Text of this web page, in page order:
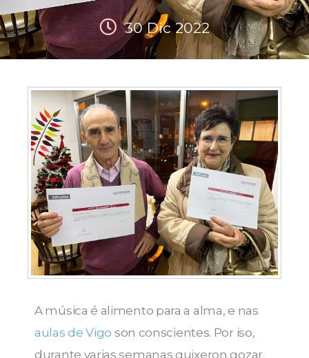
30 Dic 2022
A música é alimento para a alma, e nas
aulas de Vigo son conscientes. Por iso,
durante varias semanas quixeron gozar